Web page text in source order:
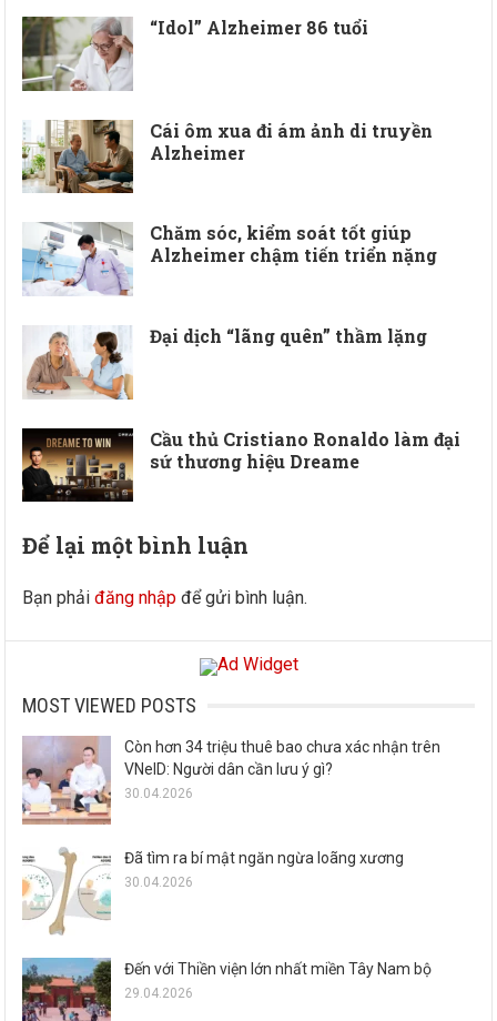
“Idol” Alzheimer 86 tuổi
Cái ôm xua đi ám ảnh di truyền
Alzheimer
Chăm sóc, kiểm soát tốt giúp
Alzheimer chậm tiến triển nặng
Đại dịch “lãng quên” thầm lặng
Cầu thủ Cristiano Ronaldo làm đại
sứ thương hiệu Dreame
Để lại một bình luận
Bạn phảiđăng nhập để gửi bình luận.
MOST VIEWED POSTS
Còn hơn 34 triệu thuê bao chưa xác nhận trên
VNeID: Người dân cần lưu ý gì?
30.04.2026
Đã tìm ra bí mật ngăn ngừa loãng xương
30.04.2026
Đến với Thiền viện lớn nhất miền Tây Nam bộ
29.04.2026